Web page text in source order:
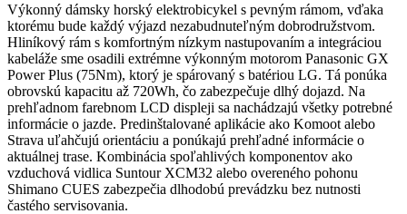
Výkonný dámsky horský elektrobicykel s pevným rámom, vďaka
ktorému bude každý výjazd nezabudnuteľným dobrodružstvom.
Hliníkový rám s komfortným nízkym nastupovaním a integráciou
kabeláže sme osadili extrémne výkonným motorom Panasonic GX
Power Plus (75Nm), ktorý je spárovaný s batériou LG. Tá ponúka
obrovskú kapacitu až 720Wh, čo zabezpečuje dlhý dojazd. Na
prehľadnom farebnom LCD displeji sa nachádzajú všetky potrebné
informácie o jazde. Predinštalované aplikácie ako Komoot alebo
Strava uľahčujú orientáciu a ponúkajú prehľadné informácie o
aktuálnej trase. Kombinácia spoľahlivých komponentov ako
vzduchová vidlica Suntour XCM32 alebo overeného pohonu
Shimano CUES zabezpečia dlhodobú prevádzku bez nutnosti
častého servisovania.